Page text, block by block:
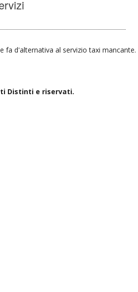
fa d'alternativa al servizio taxi mancante.
Distinti e riservati.